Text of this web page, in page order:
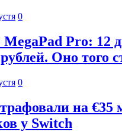
0
MegaPad Pro: 12
Оно того
0
на €35
у Switch